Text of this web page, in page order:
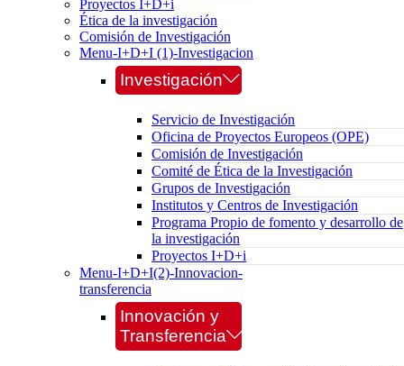
Proyectos I+D+i
Ética de la investigación
Comisión de Investigación
Menu-I+D+I (1)-Investigacion
Investigación
Servicio de Investigación
Oficina de Proyectos Europeos (OPE)
Comisión de Investigación
Comité de Ética de la Investigación
Grupos de Investigación
Institutos y Centros de Investigación
Programa Propio de fomento y desarrollo de
la investigación
Proyectos I+D+i
Menu-I+D+I(2)-Innovacion-
transferencia
Innovación y
Transferencia